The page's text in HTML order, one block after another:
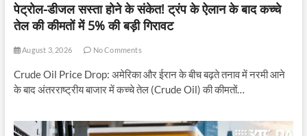
पेट्रोल-डीजल सस्ता होने के संकेत! ट्रंप के ऐलान के बाद कच्चे
तेल की कीमतों में 5% की बड़ी गिरावट
August 3, 2026 No Comments
Crude Oil Price Drop: अमेरिका और ईरान के बीच बढ़ते तनाव में नरमी आने
के बाद अंतरराष्ट्रीय बाजार में कच्चे तेल (Crude Oil) की कीमतों…